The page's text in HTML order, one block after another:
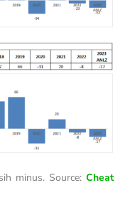
minus. Source: Cheat